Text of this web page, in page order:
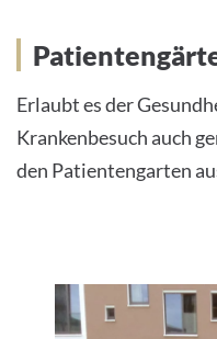
Erlaubt es der
Krankenbesuch auch
den Patientengarten
1